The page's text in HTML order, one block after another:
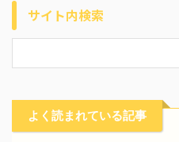
サイト内検索
よく読まれている記事